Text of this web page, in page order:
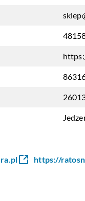
https://